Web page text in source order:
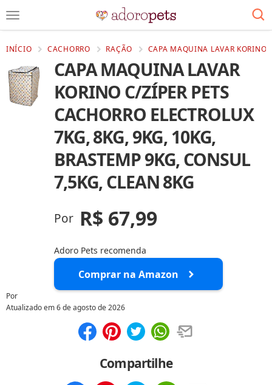
INÍCIO CACHORRO RAÇÃO CAPA MAQUINA LAVAR KORINO
CAPA MAQUINA LAVAR
KORINO C/ZÍPER PETS
CACHORRO ELECTROLUX
7KG, 8KG, 9KG, 10KG,
BRASTEMP 9KG, CONSUL
7,5KG, CLEAN 8KG
Por R$ 67,99
Adoro Pets recomenda
Comprar na Amazon
Por
Atualizado em6 de agosto de 2026
Compartilhe